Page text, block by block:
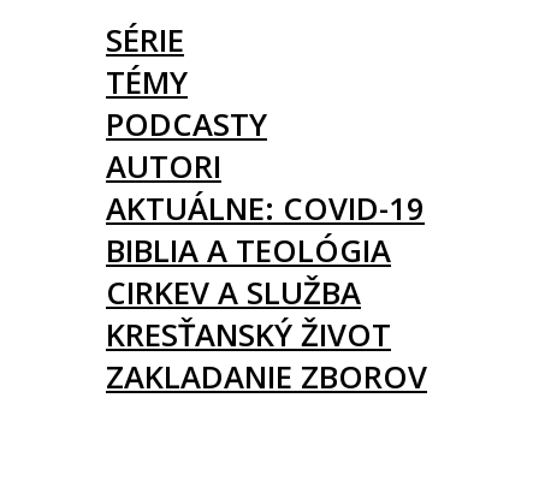
SÉRIE
TÉMY
PODCASTY
AUTORI
AKTUÁLNE: COVID-19
BIBLIA A TEOLÓGIA
CIRKEV A SLUŽBA
KRESŤANSKÝ ŽIVOT
ZAKLADANIE ZBOROV